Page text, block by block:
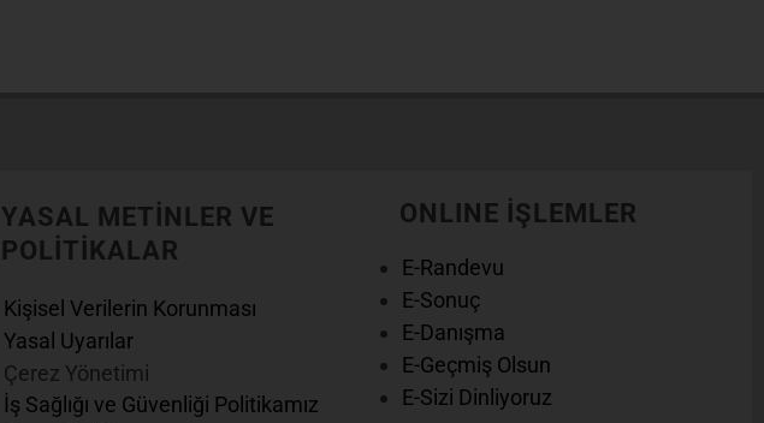
YASAL METİNLER VE
POLİTİKALAR
Kişisel Verilerin Korunması
Yasal Uyarılar
Çerez Yönetimi
İş Sağlığı ve Güvenliği Politikamız
ONLINE İŞLEMLER
E-Randevu
E-Sonuç
E-Danışma
E-Geçmiş Olsun
E-Sizi Dinliyoruz